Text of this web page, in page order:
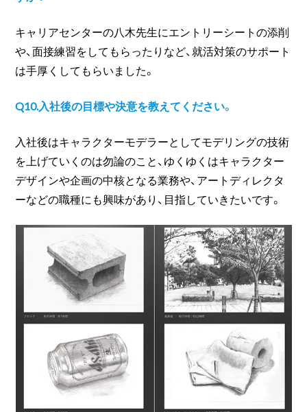
キャリアセンターの八木先生にエントリーシートの添削
や、面接練習をしてもらったりなど、就活対策のサポート
は手厚くしてもらいました。
Q10.入社後の目標や決意を教えてください。
入社後はキャラクターモデラーとしてモデリングの技術
を上げていくのは勿論のこと、ゆくゆくはキャラクター
デザインや企画の中核となる業務や、アートディレクタ
ーなどの職種にも興味があり、目指していきたいです。